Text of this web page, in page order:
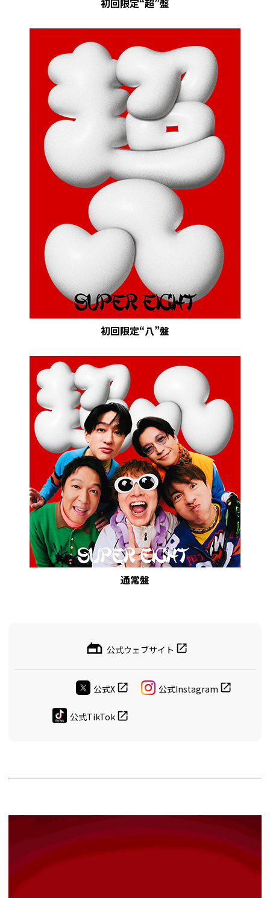
初回限定“超”盤
初回限定“八”盤
通常盤
公式ウェブサイト
公式X 公式Instagram
公式TikTok